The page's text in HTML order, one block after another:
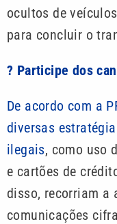
ocultos de
para concluir o
? Participe dos
De acordo com a
diversas
ilegais, como uso
e cartões de
disso, recorriam a
comunicações